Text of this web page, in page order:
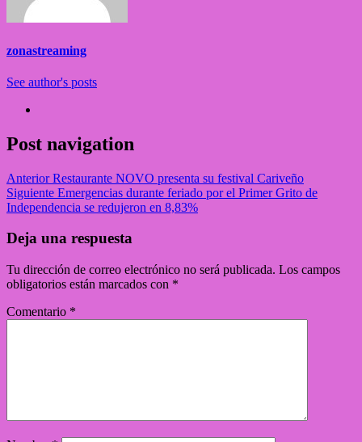
zonastreaming
See author's posts
Post navigation
AnteriorRestaurante NOVO presenta su festival Cariveño
Siguiente Emergencias durante feriado por el Primer Grito de
Independencia se redujeron en 8,83%
Deja una respuesta
Tu dirección de correo electrónico no será publicada. Los campos
obligatorios están marcados con *
Comentario *